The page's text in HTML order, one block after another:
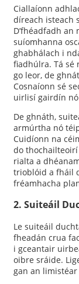
Ciallaíonn
díreach isteach
D’fhéadfadh
suíomhanna
ghabhálach i
fiadhúlra. Tá sé
go leor, de
Cosnaíonn sé
uirlisí gairdín
De ghnáth,
armúrtha nó
Cuidíonn na
do
rialta a
trioblóid a fháil
fréamhacha
2. Suiteáil
Le suiteáil
fheadán crua
i gceantair
oibre sráide.
gan an